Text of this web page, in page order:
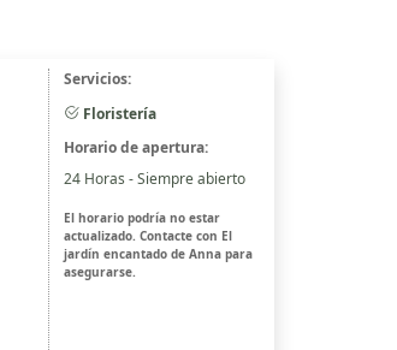
Servicios:
Floristería
Horario de apertura:
24 Horas - Siempre abierto
El horario podría no estar
actualizado. Contacte con El
jardín encantado de Anna para
asegurarse.